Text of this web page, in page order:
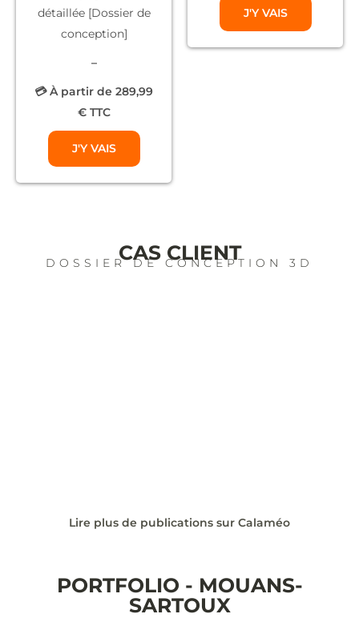
détaillée [Dossier de
conception]
–
💳 À partir de 289,99
€ TTC
J'Y VAIS
J'Y VAIS
CAS CLIENT
DOSSIER DE CONCEPTION 3D
Lire plus de publications sur Calaméo
PORTFOLIO - MOUANS-
SARTOUX